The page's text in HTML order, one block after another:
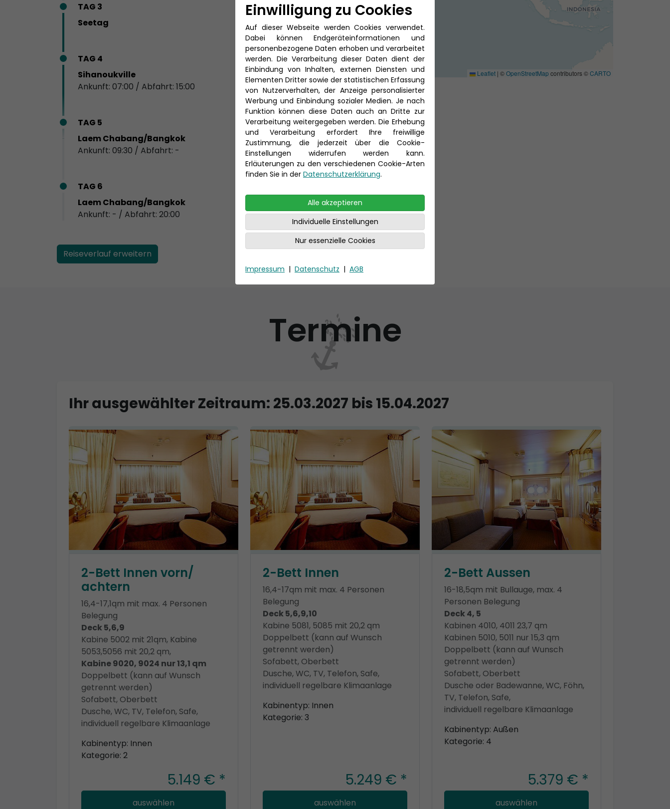
Leaflet | ©OpenStreetMap contributors ©CARTO
TAG 3
Seetag
TAG 4
Sihanoukville
Ankunft: 07:00 / Abfahrt: 15:00
TAG 5
Laem Chabang/Bangkok
Ankunft: 09:30 / Abfahrt: -
TAG 6
Laem Chabang/Bangkok
Ankunft: - / Abfahrt: 20:00
Reiseverlauf erweitern
Termine
Ihr ausgewählter Zeitraum: 25.03.2027 bis 15.04.2027
2-Bett Innen vorn/
achtern
16,4-17,1qm mit max. 4 Personen
Belegung
Deck 5,6,9
Kabine 5002 mit 21qm, Kabine
5053,5056 mit 20,2 qm,
Kabine 9020, 9024 nur 13,1 qm
Doppelbett (kann auf Wunsch
getrennt werden)
Sofabett, Oberbett
Dusche, WC, TV, Telefon, Safe,
individuell regelbare Klimaanlage
Kabinentyp: Innen
Kategorie: 2
5.149 € *
auswählen
2-Bett Innen
16,4-17qm mit max. 4 Personen
Belegung
Deck 5,6,9,10
Kabine 5081, 5085 mit 20,2 qm
Doppelbett (kann auf Wunsch
getrennt werden)
Sofabett, Oberbett
Dusche, WC, TV, Telefon, Safe,
individuell regelbare Klimaanlage
Kabinentyp: Innen
Kategorie: 3
5.249 € *
auswählen
2-Bett Aussen
16-18,5qm mit Bullauge, max. 4
Personen Belegung
Deck 4, 5
Kabinen 4010, 4011 23,7 qm
Kabinen 5010, 5011 nur 15,3 qm
Doppelbett (kann auf Wunsch
getrennt werden)
Sofabett, Oberbett
Dusche oder Badewanne, WC, Föhn,
TV, Telefon, Safe,
individuell regelbare Klimaanlage
Kabinentyp: Außen
Kategorie: 4
5.379 € *
auswählen
Einwilligung zu Cookies
Auf dieser Webseite werden Cookies verwendet.
Dabei können Endgeräteinformationen und
personenbezogene Daten erhoben und verarbeitet
werden. Die Verarbeitung dieser Daten dient der
Einbindung von Inhalten, externen Diensten und
Elementen Dritter sowie der statistischen Erfassung
von Nutzerverhalten, der Anzeige personalisierter
Werbung und Einbindung sozialer Medien. Je nach
Funktion können diese Daten auch an Dritte zur
Verarbeitung weitergegeben werden. Die Erhebung
und Verarbeitung erfordert Ihre freiwillige
Zustimmung, die jederzeit über die Cookie-
Einstellungen widerrufen werden kann.
Erläuterungen zu den verschiedenen Cookie-Arten
finden Sie in der Datenschutzerklärung.
Alle akzeptieren
Individuelle Einstellungen
Nur essenzielle Cookies
Impressum | Datenschutz | AGB